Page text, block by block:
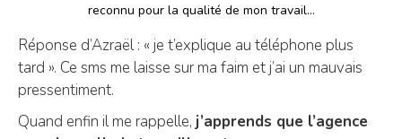
reconnu pour la qualité de mon travail…
Réponse d’Azraël : « je t’explique au téléphone plus
tard ». Ce sms me laisse sur ma faim et j’ai un mauvais
pressentiment.
Quand enfin il me rappelle, j’apprends que l’agence